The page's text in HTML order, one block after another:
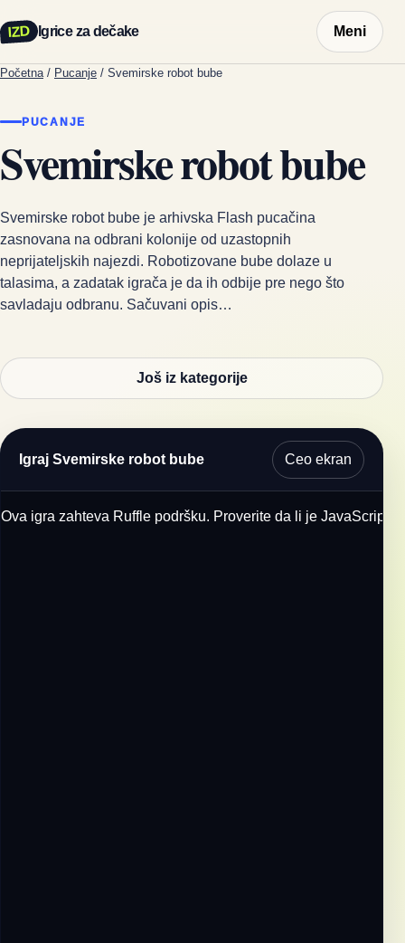
IZD Igrice za dečake Meni
Početna / Pucanje / Svemirske robot bube
PUCANJE
Svemirske robot bube
Svemirske robot bube je arhivska Flash pucačina
zasnovana na odbrani kolonije od uzastopnih
neprijateljskih najezdi. Robotizovane bube dolaze u
talasima, a zadatak igrača je da ih odbije pre nego što
savladaju odbranu. Sačuvani opis…
Još iz kategorije
Igraj Svemirske robot bube Ceo ekran
Ova igra zahteva Ruffle podršku. Proverite da li je JavaScript